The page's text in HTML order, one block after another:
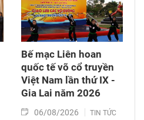
Bế mạc Liên hoan
quốc tế võ cổ truyền
Việt Nam lần thứ IX -
Gia Lai năm 2026
06/08/2026 TIN TỨC